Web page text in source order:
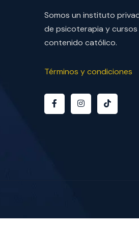
Somos un instituto
de psicoterapia y
contenido católico.
Términos y condiciones